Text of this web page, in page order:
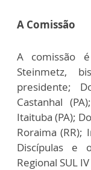
A Comissão
A comissão
Steinmetz,
presidente;
Castanhal
Itaituba (PA);
Roraima (RR);
Discípulas e
Regional SUL